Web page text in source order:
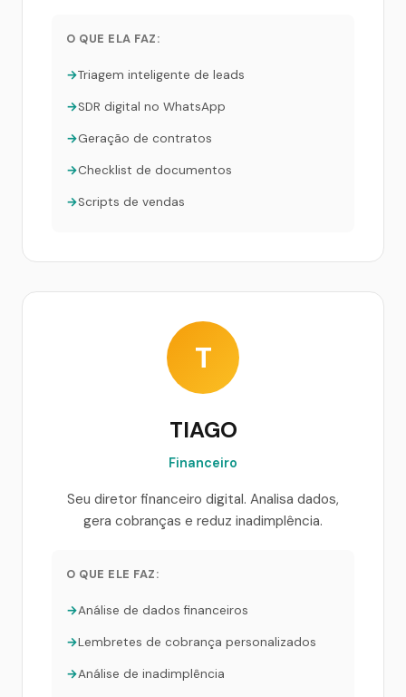
O QUE ELA FAZ:
Triagem inteligente de leads
SDR digital no WhatsApp
Geração de contratos
Checklist de documentos
Scripts de vendas
T
TIAGO
Financeiro
Seu diretor financeiro digital. Analisa dados,
gera cobranças e reduz inadimplência.
O QUE ELE FAZ:
Análise de dados financeiros
Lembretes de cobrança personalizados
Análise de inadimplência